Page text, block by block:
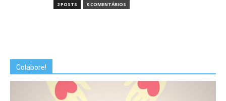
2 POSTS 0 COMENTÁRIOS
Colabore!